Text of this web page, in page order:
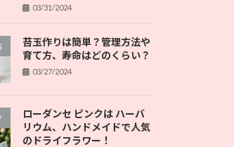
03/31/2024
苔玉作りは簡単？管理方法や
育て方、寿命はどのくらい？
03/27/2024
ローダンセ ピンクは ハーバ
リウム、ハンドメイドで人気
のドライフラワー！